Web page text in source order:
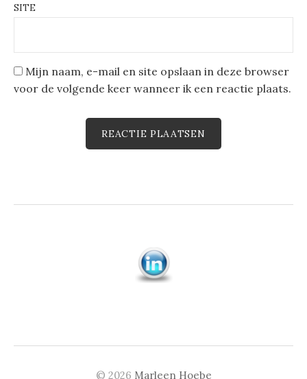
SITE
Mijn naam, e-mail en site opslaan in deze browser
voor de volgende keer wanneer ik een reactie plaats.
© 2026 Marleen Hoebe